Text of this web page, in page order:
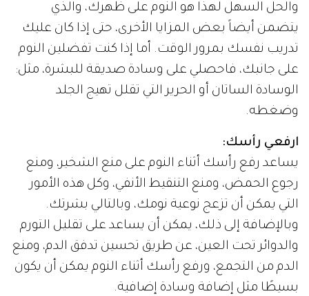
والحل السهل لهذا هو النوم على ظهرك، والذي
يتضمن أيضاً بعض المزايا الأخرى، حتى إذا كان عليك
تدريب نفسك بمرور الوقت. أما إذا كنت تفضلين النوم
على جانبك، فاحصلي على وسادة صديقة للبشرة، مثل:
الوسادة الساتان أو الحرير التي تقلل تهيج الجلد
وضغطه.
ارفعي رأسك:
يساعد رفع رأسك أثناء النوم على منع الشخير، ومنع
رجوع الحمض، ومنع التنقيط الأنفي، وكل هذه الأمور
التي يمكن أن تزعج نوعية نومك، وبالتالي بشرتك.
وبالإضافة إلى ذلك، يمكن أن يساعد على تقليل التورم
والدوائر تحت العين، عن طريق تحسين تدفق الدم، ومنع
الدم من التجمع، ورفع رأسك أثناء النوم يمكن أن يكون
بسيطًا مثل إضافة وسادة إضافية.